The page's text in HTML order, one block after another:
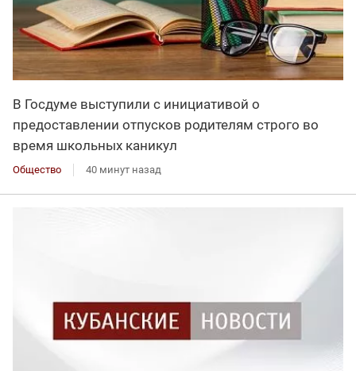
В Госдуме выступили с инициативой о
предоставлении отпусков родителям строго во
время школьных каникул
Общество 40 минут назад